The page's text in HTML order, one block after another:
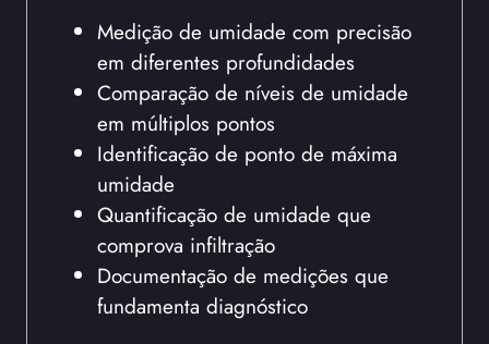
Medição de umidade com precisão
em diferentes profundidades
Comparação de níveis de umidade
em múltiplos pontos
Identificação de ponto de máxima
umidade
Quantificação de umidade que
comprova infiltração
Documentação de medições que
fundamenta diagnóstico